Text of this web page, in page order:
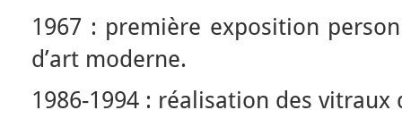
1967 : première exposition
d’art moderne.
1986-1994 : réalisation des vitraux